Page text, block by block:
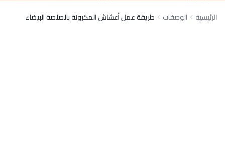
الرئيسية الوصفات طريقة عمل أعشاش المكرونة بالصلصة البيضاء